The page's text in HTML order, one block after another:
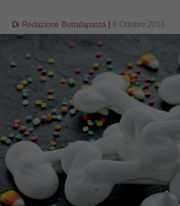
Di Redazione Buttalapasta 6 Ottobre 2015